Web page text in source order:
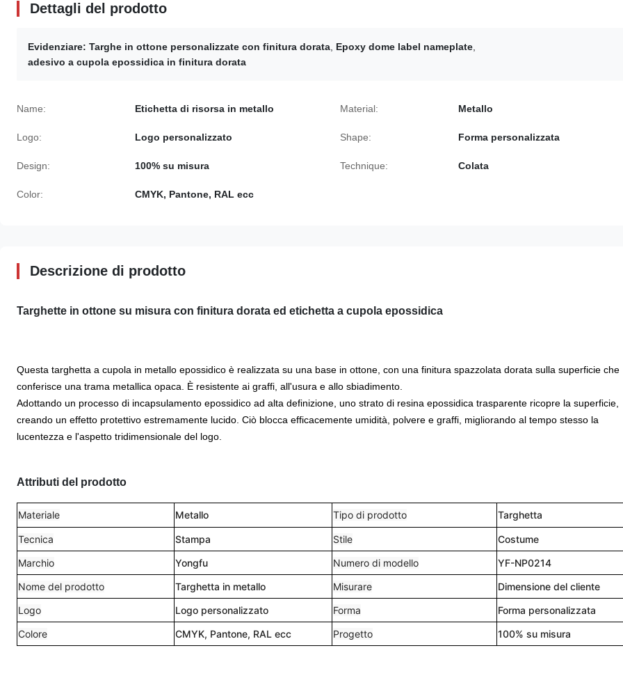
Dettagli del prodotto
Evidenziare: Targhe in ottone personalizzate con finitura dorata Epoxy dome label nameplate
adesivo a cupola epossidica in finitura dorata
Name: Etichetta di risorsa in metallo Material: Metallo
Logo: Logo personalizzato Shape: Forma personalizzata
Design: 100% su misura Technique: Colata
Color: CMYK, Pantone, RAL ecc
Descrizione di prodotto
Targhette in ottone su misura con finitura dorata ed etichetta a cupola epossidica
Questa targhetta a cupola in metallo epossidico è realizzata su una base in ottone, con una finitura spazzolata dorata sulla superficie che
conferisce una trama metallica opaca. È resistente ai graffi, all'usura e allo sbiadimento.
Adottando un processo di incapsulamento epossidico ad alta definizione, uno strato di resina epossidica trasparente ricopre la superficie,
creando un effetto protettivo estremamente lucido. Ciò blocca efficacemente umidità, polvere e graffi, migliorando al tempo stesso la
lucentezza e l'aspetto tridimensionale del logo.
Attributi del prodotto
Materiale Metallo Tipo di prodotto Targhetta
Tecnica Stampa Stile
Costume
Marchio
Yongfu Numero di modello
YF-NP0214
Nome del prodotto
Targhetta in metallo Misurare
Dimensione del cliente
Logo
Logo personalizzato Forma
Forma personalizzata
Colore
CMYK, Pantone, RAL ecc Progetto 100% su misura